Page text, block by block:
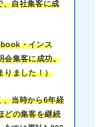
、自社集客に成
・インス
会集客に成功。
りました！）
、当時から6年経
どの集客を継続